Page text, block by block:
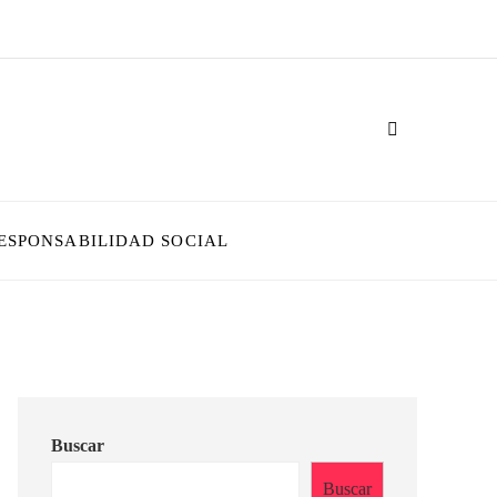
SOCIAL
Buscar
Buscar